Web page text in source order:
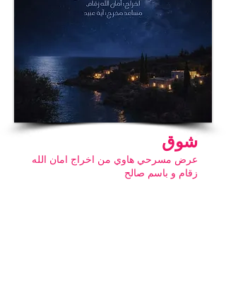
شوق
عرض مسرحي هاوي من اخراج امان الله
زقام و باسم صالح